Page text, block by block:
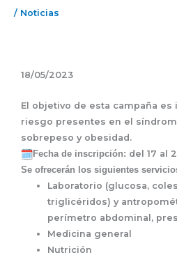
/ Noticias
18/05/2023
El objetivo de esta campaña
riesgo presentes en el
sobrepeso y obesidad.
Fecha de inscripción: del 17 al
Se ofrecerán los siguientes
Laboratorio (glucosa,
triglicéridos) y
perímetro abdominal,
Medicina general
Nutrición